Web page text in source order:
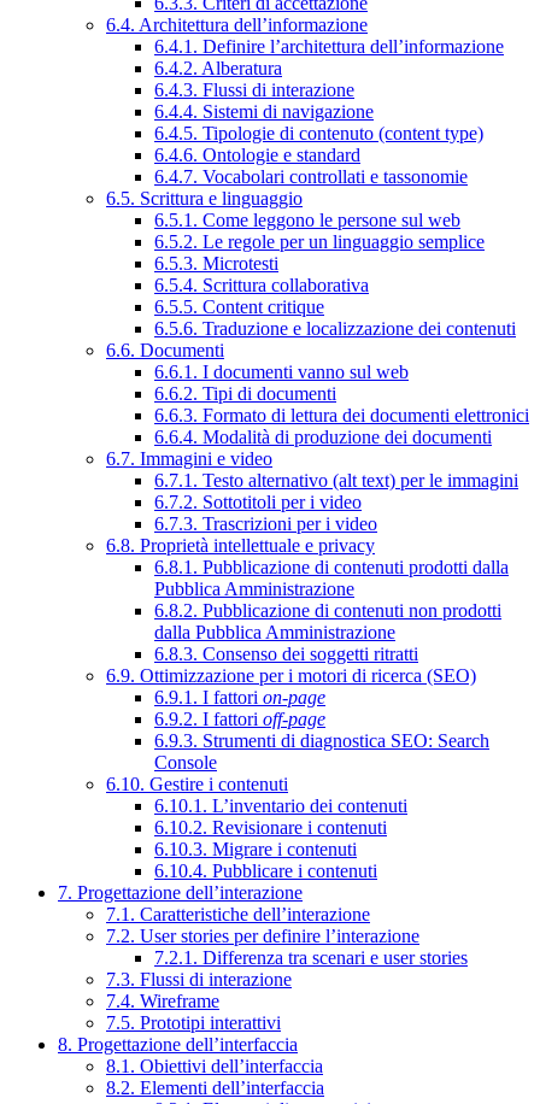
6.4. Architettura dell’informazione
6.4.1. Definire l’architettura dell’informazione
6.4.2. Alberatura
6.4.3. Flussi di interazione
6.4.4. Sistemi di navigazione
6.4.5. Tipologie di contenuto (content type)
6.4.6. Ontologie e standard
6.4.7. Vocabolari controllati e tassonomie
6.5. Scrittura e linguaggio
6.5.1. Come leggono le persone sul web
6.5.2. Le regole per un linguaggio semplice
6.5.3. Microtesti
6.5.4. Scrittura collaborativa
6.5.5. Content critique
6.5.6. Traduzione e localizzazione dei contenuti
6.6. Documenti
6.6.1. I documenti vanno sul web
6.6.2. Tipi di documenti
6.6.3. Formato di lettura dei documenti elettronici
6.6.4. Modalità di produzione dei documenti
6.7. Immagini e video
6.7.1. Testo alternativo (alt text) per le immagini
6.7.2. Sottotitoli per i video
6.7.3. Trascrizioni per i video
6.8. Proprietà intellettuale e privacy
6.8.1. Pubblicazione di contenuti prodotti dalla
Pubblica Amministrazione
6.8.2. Pubblicazione di contenuti non prodotti
dalla Pubblica Amministrazione
6.8.3. Consenso dei soggetti ritratti
6.9. Ottimizzazione per i motori di ricerca (SEO)
6.9.1. I fattori on-page
6.9.2. I fattori off-page
6.9.3. Strumenti di diagnostica SEO: Search
Console
6.10. Gestire i contenuti
6.10.1. L’inventario dei contenuti
6.10.2. Revisionare i contenuti
6.10.3. Migrare i contenuti
6.10.4. Pubblicare i contenuti
7. Progettazione dell’interazione
7.1. Caratteristiche dell’interazione
7.2. User stories per definire l’interazione
7.2.1. Differenza tra scenari e user stories
7.3. Flussi di interazione
7.4. Wireframe
7.5. Prototipi interattivi
8. Progettazione dell’interfaccia
8.1. Obiettivi dell’interfaccia
8.2. Elementi dell’interfaccia